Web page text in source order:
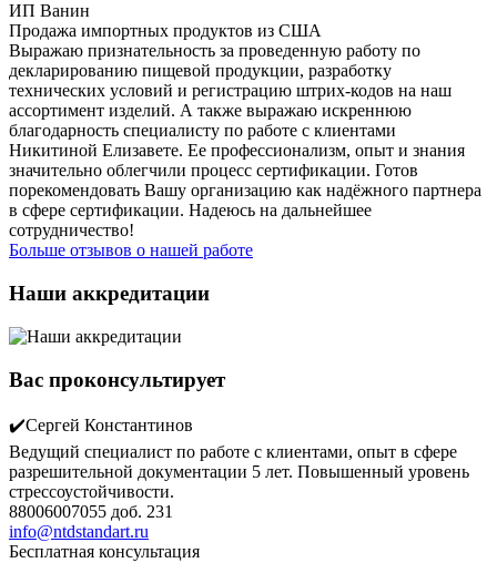
ИП Ванин
Продажа импортных продуктов из США
Выражаю признательность за проведенную работу по
декларированию пищевой продукции, разработку
технических условий и регистрацию штрих-кодов на наш
ассортимент изделий. А также выражаю искреннюю
благодарность специалисту по работе с клиентами
Никитиной Елизавете. Ее профессионализм, опыт и знания
значительно облегчили процесс сертификации. Готов
порекомендовать Вашу организацию как надёжного партнера
в сфере сертификации. Надеюсь на дальнейшее
сотрудничество!
Больше отзывов о нашей работе
Наши аккредитации
Вас проконсультирует
✔️Сергей Константинов
Ведущий специалист по работе с клиентами, опыт в сфере
разрешительной документации 5 лет. Повышенный уровень
стрессоустойчивости.
88006007055 доб. 231
info@ntdstandart.ru
Бесплатная консультация